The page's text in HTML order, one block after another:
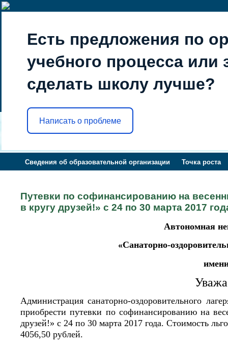
Есть предложения по
учебного процесса или
сделать школу лучше?
Написать о проблеме
Сведения об образовательной организации Точка роста
Путевки по софинансированию на
в кругу друзей!» с 24 по 30 марта 2017
Автономная
«Санаторно-
Администрация санаторно-оздоровительного
приобрести путевки по софинансированию на
друзей!» с 24 по 30 марта 2017 года. Стоимость
4056,50 рублей.